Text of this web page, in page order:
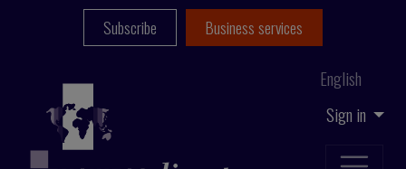
Sign in
English
Subscribe Business services